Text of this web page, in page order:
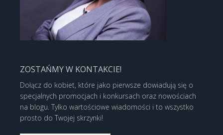
ZOSTAŃMY W KONTAKCIE!
Dołącz do kobiet, które jako pierwsze dowiadują się o
specjalnych promocjach i konkursach oraz nowościach
na blogu. Tylko wartościowe wiadomości i to wszystko
prosto do Twojej skrzynki!